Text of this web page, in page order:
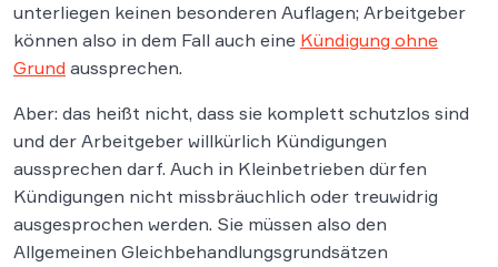
unterliegen keinen besonderen Auflagen; Arbeitgeber
können also in dem Fall auch eine Kündigung ohne
Grund aussprechen.
Aber: das heißt nicht, dass sie komplett schutzlos sind
und der Arbeitgeber willkürlich Kündigungen
aussprechen darf. Auch in Kleinbetrieben dürfen
Kündigungen nicht missbräuchlich oder treuwidrig
ausgesprochen werden. Sie müssen also den
Allgemeinen Gleichbehandlungsgrundsätzen